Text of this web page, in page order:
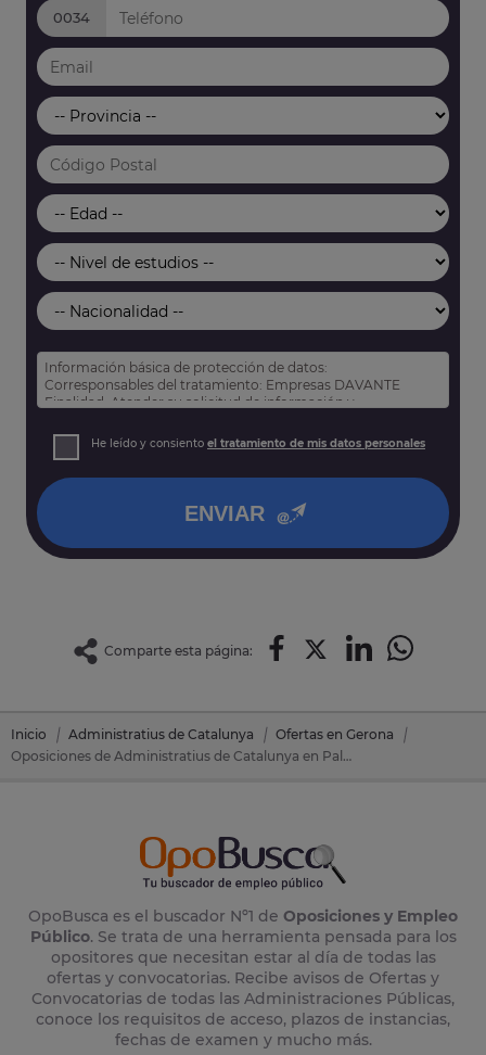
0034
Información básica de protección de datos:
Corresponsables del tratamiento: Empresas DAVANTE
Finalidad: Atender su solicitud de información y
Derechos: Puede acceder, rectificar y suprimir sus datos,
así como otros derechos tal y como se explica en nuestra
He leído y consiento el tratamiento de mis datos personales
ENVIAR
Comparte esta página:
Inicio Administratius de Catalunya
Ofertas en Gerona
Oposiciones de Administratius de Catalunya en Palafrugell (Gerona)
OpoBusca es el buscador Nº1 de Oposiciones y Empleo
Público. Se trata de una herramienta pensada para los
opositores que necesitan estar al día de todas las
ofertas y convocatorias. Recibe avisos de Ofertas y
Convocatorias de todas las Administraciones Públicas,
conoce los requisitos de acceso, plazos de instancias,
fechas de examen y mucho más.